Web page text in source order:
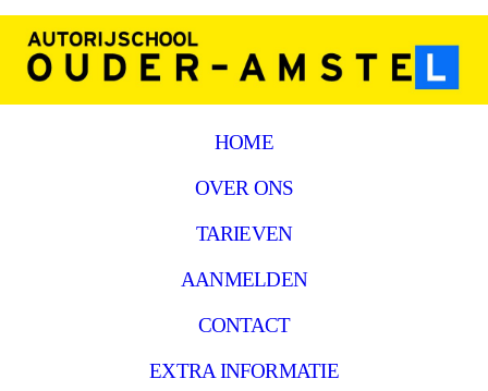
HOME
OVER ONS
TARIEVEN
AANMELDEN
CONTACT
EXTRA INFORMATIE